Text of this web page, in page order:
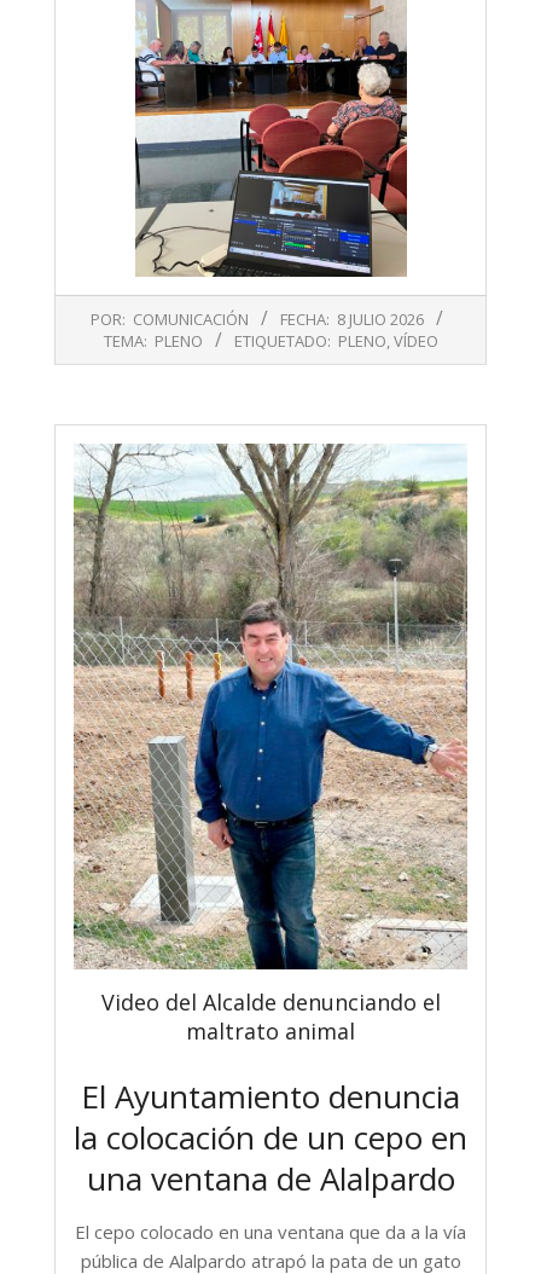
POR: COMUNICACIÓN FECHA: 8 JULIO 2026
TEMA: PLENO ETIQUETADO: PLENO,VÍDEO
Video del Alcalde denunciando el
maltrato animal
El Ayuntamiento denuncia
la colocación de un cepo en
una ventana de Alalpardo
El cepo colocado en una ventana que da a la vía
pública de Alalpardo atrapó la pata de un gato